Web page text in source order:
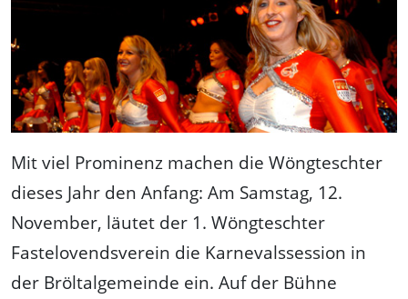
Mit viel Prominenz machen die Wöngteschter
dieses Jahr den Anfang: Am Samstag, 12.
November, läutet der 1. Wöngteschter
Fastelovendsverein die Karnevalssession in
der Bröltalgemeinde ein. Auf der Bühne